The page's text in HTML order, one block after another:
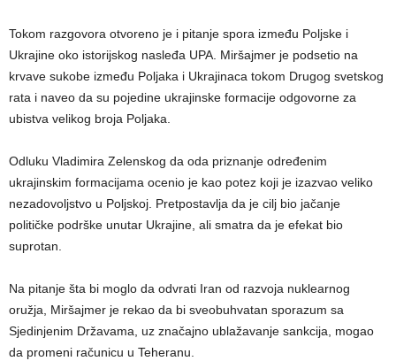
Tokom razgovora otvoreno je i pitanje spora između Poljske i
Ukrajine oko istorijskog nasleđa UPA. Miršajmer je podsetio na
krvave sukobe između Poljaka i Ukrajinaca tokom Drugog svetskog
rata i naveo da su pojedine ukrajinske formacije odgovorne za
ubistva velikog broja Poljaka.
Odluku Vladimira Zelenskog da oda priznanje određenim
ukrajinskim formacijama ocenio je kao potez koji je izazvao veliko
nezadovoljstvo u Poljskoj. Pretpostavlja da je cilj bio jačanje
političke podrške unutar Ukrajine, ali smatra da je efekat bio
suprotan.
Na pitanje šta bi moglo da odvrati Iran od razvoja nuklearnog
oružja, Miršajmer je rekao da bi sveobuhvatan sporazum sa
Sjedinjenim Državama, uz značajno ublažavanje sankcija, mogao
da promeni računicu u Teheranu.